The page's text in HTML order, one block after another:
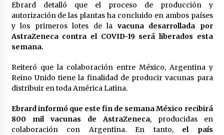
Ebrard detalló que el proceso de producción y
autorización de las plantas ha concluido en ambos países
y los primeros lotes de la vacuna desarrollada por
AstraZeneca contra el COVID-19 será liberados esta
semana.
Reiteró que la colaboración entre México, Argentina y
Reino Unido tiene la finalidad de producir vacunas para
distribuir en toda América Latina.
Ebrard informó que este fin de semana México recibirá
800 mil vacunas de AstraZeneca, producidas en
colaboración con Argentina. En tanto, el país